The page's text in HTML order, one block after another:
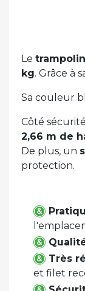
Le
kg. Grâce à
Sa couleur
Côté
2,66 m de
De plus, un
protection.
Très
et filet